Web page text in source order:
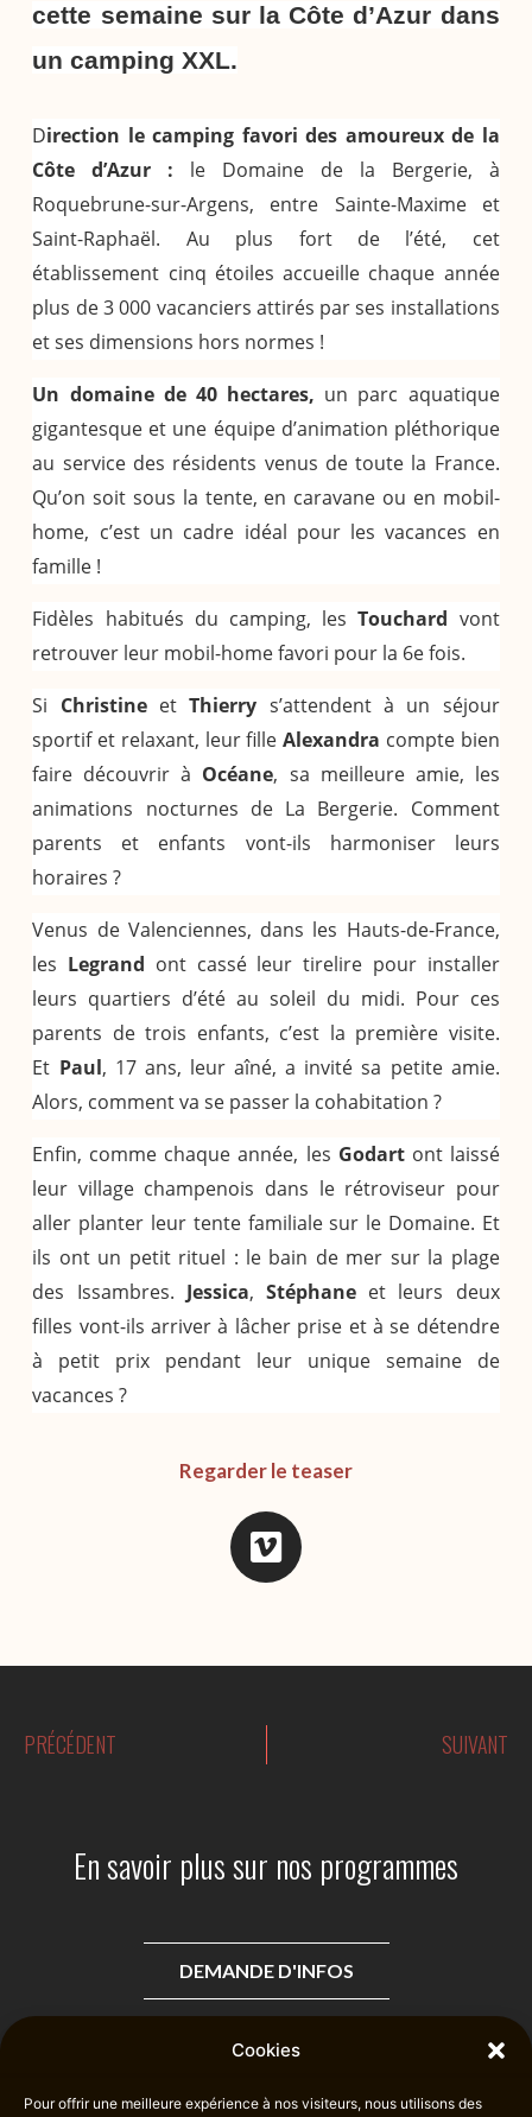
Cookies
Pour offrir une meilleure expérience à nos visiteurs, nous utilisons des
cette semaine sur la Côte d’Azur dans
un camping XXL.
Direction le camping favori des amoureux de la
Côte d’Azur : le Domaine de la Bergerie, à
Roquebrune-sur-Argens, entre Sainte-Maxime et
Saint-Raphaël. Au plus fort de l’été, cet
établissement cinq étoiles accueille chaque année
plus de 3 000 vacanciers attirés par ses installations
et ses dimensions hors normes !
Un domaine de 40 hectares, un parc aquatique
gigantesque et une équipe d’animation pléthorique
au service des résidents venus de toute la France.
Qu’on soit sous la tente, en caravane ou en mobil-
home, c’est un cadre idéal pour les vacances en
famille !
Fidèles habitués du camping, lesTouchard vont
retrouver leur mobil-home favori pour la 6e fois.
Si ChristineetThierry s’attendent à un séjour
sportif et relaxant, leur filleAlexandra compte bien
faire découvrir à Océane, sa meilleure amie, les
animations nocturnes de La Bergerie. Comment
parents et enfants vont-ils harmoniser leurs
horaires ?
Venus de Valenciennes, dans les Hauts-de-France,
les Legrand ont cassé leur tirelire pour installer
leurs quartiers d’été au soleil du midi. Pour ces
parents de trois enfants, c’est la première visite.
Et Paul, 17 ans, leur aîné, a invité sa petite amie.
Alors, comment va se passer la cohabitation ?
Enfin, comme chaque année, les Godartont laissé
leur village champenois dans le rétroviseur pour
aller planter leur tente familiale sur le Domaine. Et
ils ont un petit rituel : le bain de mer sur la plage
des Issambres. Jessica,Stéphane et leurs deux
filles vont-ils arriver à lâcher prise et à se détendre
à petit prix pendant leur unique semaine de
vacances ?
Regarder le teaser
V
i
o
PRÉCÉDENT SUIVANT
En savoir plus sur nos programmes
DEMANDE D'INFOS